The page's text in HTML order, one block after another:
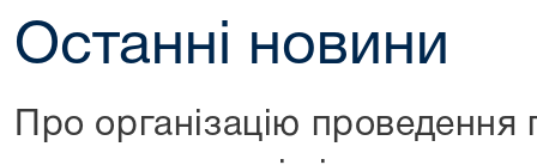
Останні новини
Про організацію проведення